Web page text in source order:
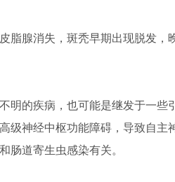
腺消失，斑秃早期出现脱发，
的疾病，也可能是继发于一些
级神经中枢功能障碍，导致自主
肠道寄生虫感染有关。